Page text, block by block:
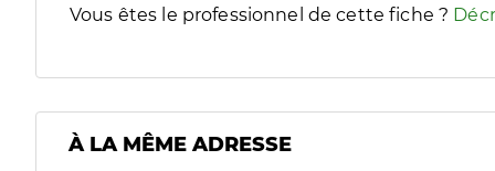
Vous êtes le professionnel de cette fiche ?
À LA MÊME ADRESSE